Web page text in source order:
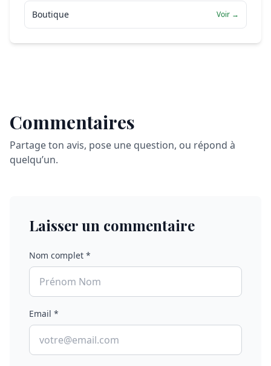
Boutique Voir →
Commentaires
Partage ton avis, pose une question, ou répond à
quelqu’un.
Laisser un commentaire
Nom complet *
Email *